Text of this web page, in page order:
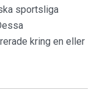
sportsliga
kring en eller